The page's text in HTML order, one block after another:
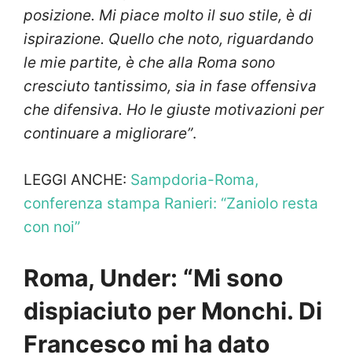
posizione. Mi piace molto il suo stile, è di
ispirazione. Quello che noto, riguardando
le mie partite, è che alla Roma sono
cresciuto tantissimo, sia in fase offensiva
che difensiva. Ho le giuste motivazioni per
continuare a migliorare”.
LEGGI ANCHE: Sampdoria-Roma,
conferenza stampa Ranieri: “Zaniolo resta
con noi”
Roma, Under: “Mi sono
dispiaciuto per Monchi. Di
Francesco mi ha dato